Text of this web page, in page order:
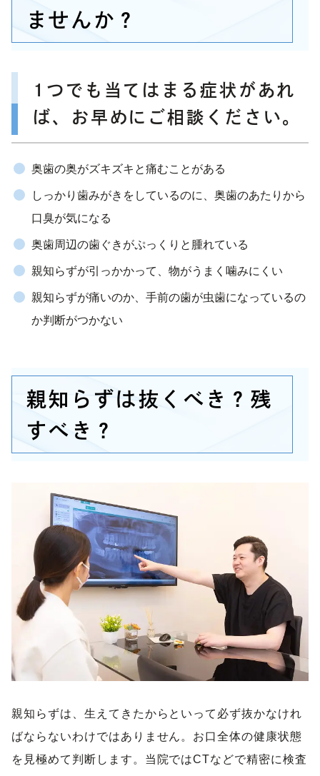
ませんか？
1つでも当てはまる症状があれ
ば、お早めにご相談ください。
奥歯の奥がズキズキと痛むことがある
しっかり歯みがきをしているのに、奥歯のあたりから
口臭が気になる
奥歯周辺の歯ぐきがぷっくりと腫れている
親知らずが引っかかって、物がうまく噛みにくい
親知らずが痛いのか、手前の歯が虫歯になっているの
か判断がつかない
親知らずは抜くべき？残
すべき？
親知らずは、生えてきたからといって必ず抜かなけれ
ばならないわけではありません。お口全体の健康状態
を見極めて判断します。当院ではCTなどで精密に検査